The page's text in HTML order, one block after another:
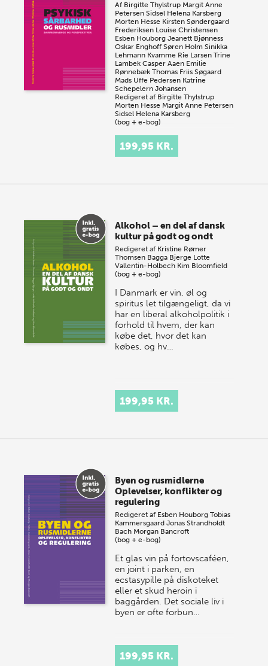
Af Birgitte Thylstrup Margit Anne
Petersen Sidsel Helena Karsberg
Morten Hesse Kirsten Søndergaard
Frederiksen Louise Christensen
Esben Houborg Jeanett Bjønness
Oskar Enghoff Søren Holm Sinikka
Lehmann Kvamme Rie Larsen Trine
Lambek Casper Aaen Emilie
Rønnebæk Thomas Friis Søgaard
Mads Uffe Pedersen Katrine
Schepelern Johansen
Redigeret af Birgitte Thylstrup
Morten Hesse Margit Anne Petersen
Sidsel Helena Karsberg
(bog + e-bog)
Psykisk sårbarhed fylder i
hverdagslivet for mange
rusmidler. En betragtelig
199,95 KR.
Alkohol – en del af dansk
kultur på godt og ondt
Redigeret af Kristine Rømer
Thomsen Bagga Bjerge Lotte
Vallentin-Holbech Kim Bloomfield
(bog + e-bog)
I Danmark er vin, øl og
spiritus let tilgængeligt, da vi
har en liberal alkoholpolitik i
forhold til hvem, der kan
købe det, hvor det kan
købes, og hv…
199,95 KR.
Byen og rusmidlerne
Oplevelser, konflikter og
regulering
Redigeret af Esben Houborg Tobias
Kammersgaard Jonas Strandholdt
Bach Morgan Bancroft
(bog + e-bog)
Et glas vin på fortovscaféen,
en joint i parken, en
ecstasypille på diskoteket
eller et skud heroin i
baggården. Det sociale liv i
byen er ofte forbun…
199,95 KR.